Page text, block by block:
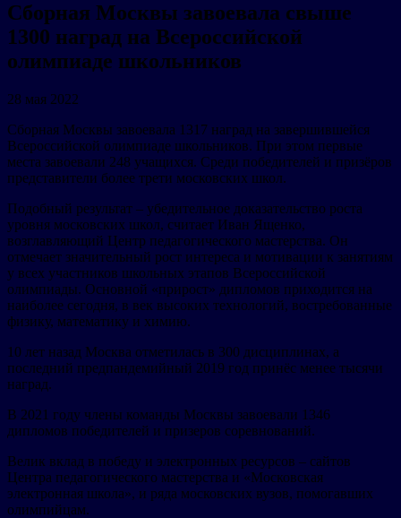
Сборная Москвы завоевала свыше
1300 наград на Всероссийской
олимпиаде школьников
28 мая 2022
Сборная Москвы завоевала 1317 наград на завершившейся
Всероссийской олимпиаде школьников. При этом первые
места завоевали 248 учащихся. Среди победителей и призёров
представители более трети московских школ.
Подобный результат – убедительное доказательство роста
уровня московских школ, считает Иван Ященко,
возглавляющий Центр педагогического мастерства. Он
отмечает значительный рост интереса и мотивации к занятиям
у всех участников школьных этапов Всероссийской
олимпиады. Основной «прирост» дипломов приходится на
наиболее сегодня, в век высоких технологий, востребованные
физику, математику и химию.
10 лет назад Москва отметилась в 300 дисциплинах, а
последний предпандемийный 2019 год принёс менее тысячи
наград.
В 2021 году члены команды Москвы завоевали 1346
дипломов победителей и призеров соревнований.
Велик вклад в победу и электронных ресурсов – сайтов
Центра педагогического мастерства и «Московская
электронная школа», и ряда московских вузов, помогавших
олимпийцам.